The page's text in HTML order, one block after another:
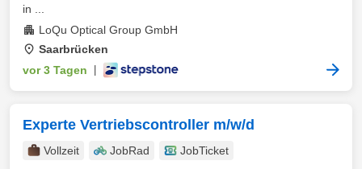
in ...
LoQu Optical Group GmbH
Saarbrücken
vor 3 Tagen
Experte Vertriebscontroller m/w/d
Vollzeit JobRad
JobTicket